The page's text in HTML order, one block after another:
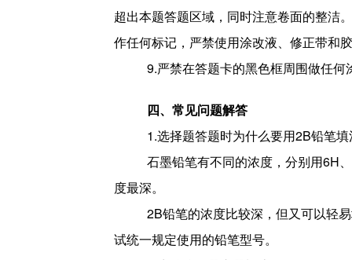
超出本题答题区域，同时注意卷面的整洁
作任何标记，严禁使用涂改液、修正带和
9.严禁在答题卡的黑色框周围做任何
四、常见问题解答
1.选择题答题时为什么要用2B铅笔
石墨铅笔有不同的浓度，分别用
度最深。
2B铅笔的浓度比较深，但又可以轻
试统一规定使用的铅笔型号。